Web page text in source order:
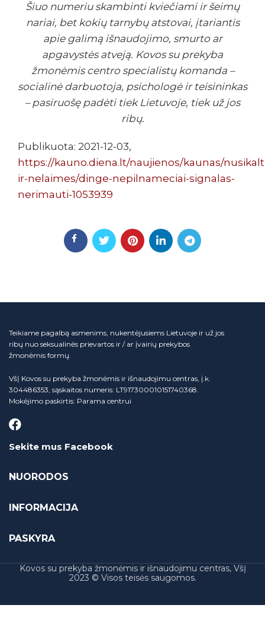
Šiuo numeriu skambinti kviečiami ir šeimų
nariai, bet kokių tarnybų atstovai, įtariantis
apie galimą išnaudojimo, smurto ar
apgavystės atveją. Kovos su prekyba
žmonėmis centro specialistų komanda –
socialinė darbuotoja, psichologė ir teisininkas
– pasiruošę padėti tiek Lietuvoje, tiek už jos
ribų.
Publikuota: 2021-12-03,
https://kauno.diena.lt/naujienos/kaunas/
ir-nelaimes/dinge-nepilnameciai-signalas-
nerimauti-1053939
Teikiame pagalbą asmenims, nukentėjusiems Lietuvoje ir už jos
ribų nuo seksualinės prievartos ir / ar įvairių prekybos
žmonėmis formų.
VšĮ Kovos su prekyba žmonėmis ir išnaudojimu centras, į.k.
304486353, sąskaitos numeris: LT917300010151740368.
Mokėjimo paskirtis: Parama centrui
Sekite mus Facebook
NUORODOS
INFORMACIJA
PASKYRA
Kovos su prekyba žmonėmis ir išnaudojimu centras, VšĮ
2023 © Visos teisės saugomos.